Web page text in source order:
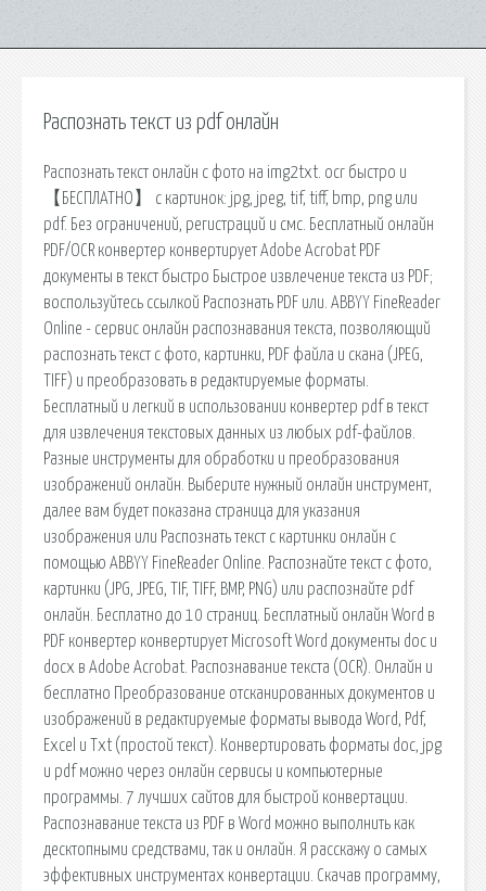
Распознать текст из pdf онлайн
Распознать текст онлайн с фото на img2txt. ocr быстро и
【БЕСПЛАТНО】 с картинок: jpg, jpeg, tif, tiff, bmp, png или
pdf. Без ограничений, регистраций и смс. Бесплатный онлайн
PDF/OCR конвертер конвертирует Adobe Acrobat PDF
документы в текст быстро Быстрое извлечение текста из PDF;
воспользуйтесь ссылкой Распознать PDF или. ABBYY FineReader
Online - сервис онлайн распознавания текста, позволяющий
распознать текст с фото, картинки, PDF файла и скана (JPEG,
TIFF) и преобразовать в редактируемые форматы.
Бесплатный и легкий в использовании конвертер pdf в текст
для извлечения текстовых данных из любых pdf-файлов.
Разные инструменты для обработки и преобразования
изображений онлайн. Выберите нужный онлайн инструмент,
далее вам будет показана страница для указания
изображения или Распознать текст с картинки онлайн c
помощью ABBYY FineReader Online. Распознайте текст с фото,
картинки (JPG, JPEG, TIF, TIFF, BMP, PNG) или распознайте pdf
онлайн. Бесплатно до 10 страниц. Бесплатный онлайн Word в
PDF конвертер конвертирует Microsoft Word документы doc и
docx в Adobe Acrobat. Распознавание текста (OCR). Онлайн и
бесплатно Преобразование отсканированных документов и
изображений в редактируемые форматы вывода Word, Pdf,
Excel и Txt (простой текст). Конвертировать форматы doc, jpg
и pdf можно через онлайн сервисы и компьютерные
программы. 7 лучших сайтов для быстрой конвертации.
Распознавание текста из PDF в Word можно выполнить как
десктопными средствами, так и онлайн. Я расскажу о самых
эффективных инструментах конвертации. Скачав программу,